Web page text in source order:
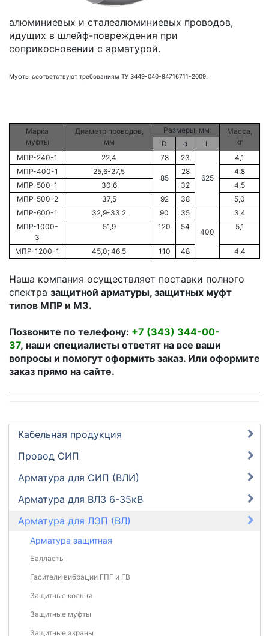
Кабельная продукция
Провод СИП
Арматура для СИП (ВЛИ)
Арматура для ВЛЗ 6-35кВ
Арматура для ЛЭП (ВЛ)
Арматура защитная
Балласты
Гасители вибрации ГПГ и ГВ
Защитные кольца
Защитные муфты
Защитные экраны
алюминиевых и сталеалюминиевых проводов,
идущих в шлейф-повреждения при
соприкосновении с арматурой.
Муфты соответствуют требованиям ТУ 3449-040-84716711-2009.
Марка
муфты
Диаметр проводов,
мм
Размеры, мм
Масса,
кг
D d
L
МПР-240-1
22,4 78 23
625
4,1
МПР-400-1
25,6-27,5
85
28
4,8
МПР-500-1
30,6 32
4,5
МПР-500-2
37,5 92 38
5,0
МПР-600-1
32,9-33,2 90 35
400
3,4
МПР-1000-
3
51,9 120 54 5,1
МПР-1200-1 45,0; 46,5 110 48 4,4
Наша компания осуществляет поставки полного
спектра защитной арматуры, защитных муфт
типов МПР и М3.
Позвоните по телефону: +7 (343) 344-00-
37, наши специалисты ответят на все ваши
вопросы и помогут оформить заказ. Или оформите
заказ прямо на сайте.